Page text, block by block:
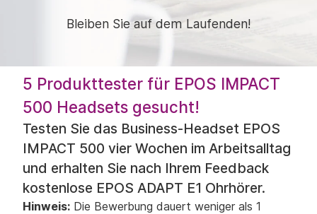
Bleiben Sie auf dem Laufenden!
5 Produkttester für EPOS IMPACT
500 Headsets gesucht!
Testen Sie das Business-Headset EPOS
IMPACT 500 vier Wochen im Arbeitsalltag
und erhalten Sie nach Ihrem Feedback
kostenlose EPOS ADAPT E1 Ohrhörer.
Hinweis: Die Bewerbung dauert weniger als 1